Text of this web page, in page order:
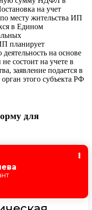
на учет
месту жительства ИП
в Едином
планирует
на основе
состоит на учете в
заявление подается в
этого субъекта РФ
для